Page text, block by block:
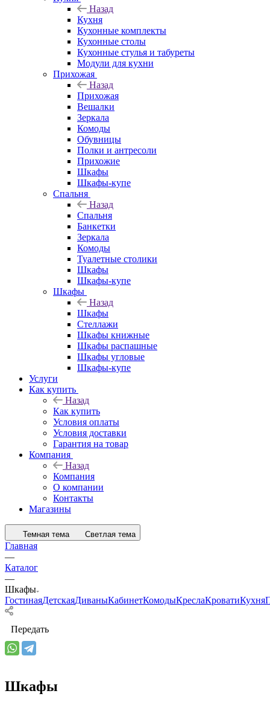
Назад
Кухня
Кухонные комплекты
Кухонные столы
Кухонные стулья и табуреты
Модули для кухни
Прихожая
Назад
Прихожая
Вешалки
Зеркала
Комоды
Обувницы
Полки и антресоли
Прихожие
Шкафы
Шкафы-купе
Спальня
Назад
Спальня
Банкетки
Зеркала
Комоды
Туалетные столики
Шкафы
Шкафы-купе
Шкафы
Назад
Шкафы
Стеллажи
Шкафы книжные
Шкафы распашные
Шкафы угловые
Шкафы-купе
Услуги
Как купить
Назад
Как купить
Условия оплаты
Условия доставки
Гарантия на товар
Компания
Назад
Компания
О компании
Контакты
Магазины
Темная тема Светлая тема
Главная
—
Каталог
—
Шкафы
ГостинаяДетскаяДиваныКабинетКомодыКреслаКроватиКухня
Передать
Шкафы